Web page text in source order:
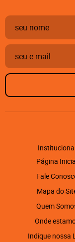
Página
Fale
Mapa do
Quem
Onde
Indique nossa